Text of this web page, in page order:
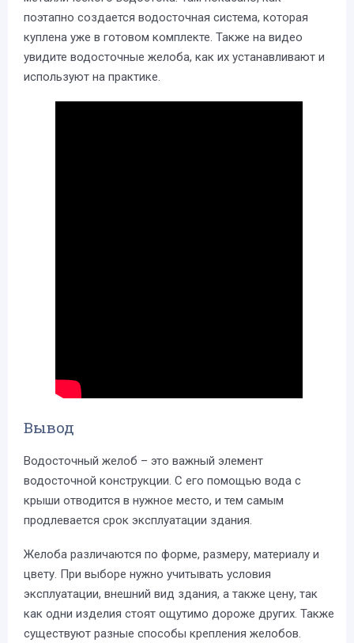
поэтапно создается водосточная система, которая
куплена уже в готовом комплекте. Также на видео
увидите водосточные желоба, как их устанавливают и
используют на практике.
Вывод
Водосточный желоб – это важный элемент
водосточной конструкции. С его помощью вода с
крыши отводится в нужное место, и тем самым
продлевается срок эксплуатации здания.
Желоба различаются по форме, размеру, материалу и
цвету. При выборе нужно учитывать условия
эксплуатации, внешний вид здания, а также цену, так
как одни изделия стоят ощутимо дороже других. Также
существуют разные способы крепления желобов.